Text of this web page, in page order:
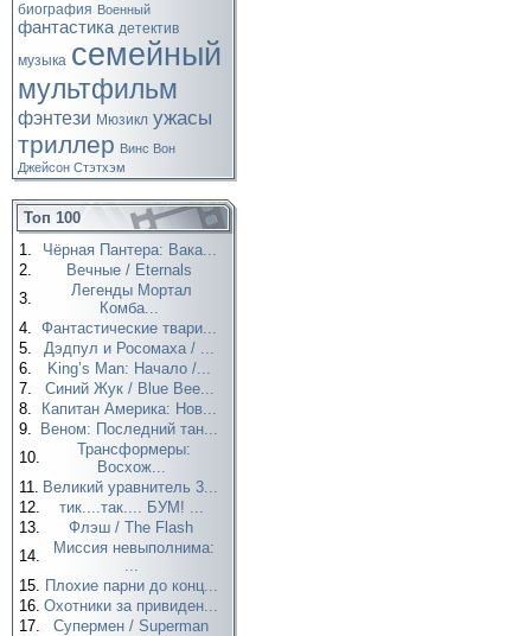
биография Военный
фантастика детектив
музыка семейный
мультфильм
фэнтези Мюзикл ужасы
триллер Винс Вон
Джейсон Стэтхэм
Топ 100
1.
Чёрная Пантера: Вака...
2.
Вечные / Eternals
3.
Легенды Мортал
Комба...
4. Фантастические твари...
5.
Дэдпул и Росомаха / ...
6.
King’s Man: Начало /...
7.
Синий Жук / Blue Bee...
8.
Капитан Америка: Нов...
9.
Веном: Последний тан...
10.
Трансформеры:
Восхож...
11. Великий уравнитель 3...
12.
тик....так.... БУМ! ...
13.
Флэш / The Flash
14.
Миссия невыполнима:
...
15. Плохие парни до конц...
16. Охотники за привиден...
17.
Супермен / Superman